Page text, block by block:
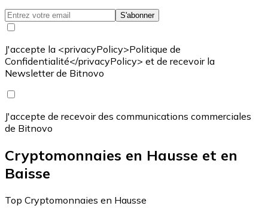
S'abonner
J'accepte la <privacyPolicy>Politique de
Confidentialité</privacyPolicy> et de recevoir la
Newsletter de Bitnovo
J'accepte de recevoir des communications commerciales
de Bitnovo
Cryptomonnaies en Hausse et en
Baisse
Top Cryptomonnaies en Hausse